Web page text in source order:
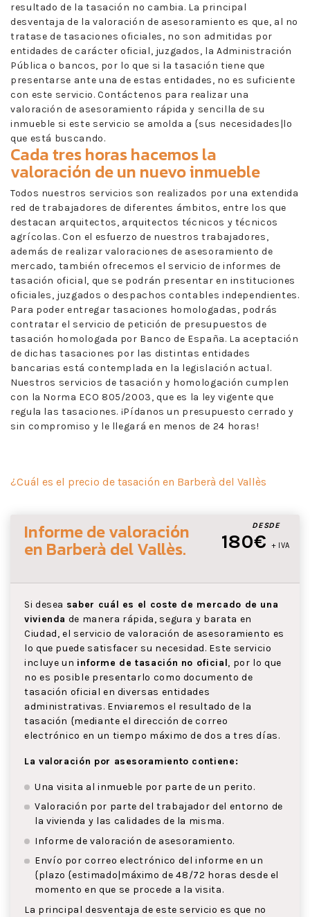
resultado de la tasación no cambia. La principal
desventaja de la valoración de asesoramiento es que, al no
tratase de tasaciones oficiales, no son admitidas por
entidades de carácter oficial, juzgados, la Administración
Pública o bancos, por lo que si la tasación tiene que
presentarse ante una de estas entidades, no es suficiente
con este servicio. Contáctenos para realizar una
valoración de asesoramiento rápida y sencilla de su
inmueble si este servicio se amolda a {sus necesidades|lo
que está buscando.
Cada tres horas hacemos la
valoración de un nuevo inmueble
Todos nuestros servicios son realizados por una extendida
red de trabajadores de diferentes ámbitos, entre los que
destacan arquitectos, arquitectos técnicos y técnicos
agrícolas. Con el esfuerzo de nuestros trabajadores,
además de realizar valoraciones de asesoramiento de
mercado, también ofrecemos el servicio de informes de
tasación oficial, que se podrán presentar en instituciones
oficiales, juzgados o despachos contables independientes.
Para poder entregar tasaciones homologadas, podrás
contratar el servicio de petición de presupuestos de
tasación homologada por Banco de España. La aceptación
de dichas tasaciones por las distintas entidades
bancarias está contemplada en la legislación actual.
Nuestros servicios de tasación y homologación cumplen
con la Norma ECO 805/2003, que es la ley vigente que
regula las tasaciones. ¡Pídanos un presupuesto cerrado y
sin compromiso y le llegará en menos de 24 horas!
¿Cuál es el precio de tasación en Barberà del Vallès
DESDE
180€ + IVA
Informe de valoración
en Barberà del Vallès.
Si desea saber cuál es el coste de mercado de una
vivienda de manera rápida, segura y barata en
Ciudad, el servicio de valoración de asesoramiento es
lo que puede satisfacer su necesidad. Este servicio
incluye un informe de tasación no oficial, por lo que
no es posible presentarlo como documento de
tasación oficial en diversas entidades
administrativas. Enviaremos el resultado de la
tasación {mediante el dirección de correo
electrónico en un tiempo máximo de dos a tres días.
La valoración por asesoramiento contiene:
Una visita al inmueble por parte de un perito.
Valoración por parte del trabajador del entorno de
la vivienda y las calidades de la misma.
Informe de valoración de asesoramiento.
Envío por correo electrónico del informe en un
{plazo {estimado|máximo de 48/72 horas desde el
momento en que se procede a la visita.
La principal desventaja de este servicio es que no